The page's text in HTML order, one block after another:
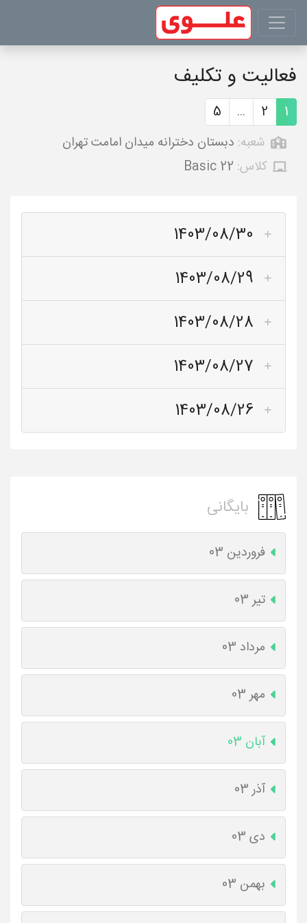
فعالیت و تکلیف
1
2
...
5
شعبه: دبستان دخترانه میدان امامت تهران
کلاس: Basic 22
1403/08/30
1403/08/29
1403/08/28
1403/08/27
1403/08/26
بایگانی
فروردین 03
تیر 03
مرداد 03
مهر 03
آبان 03
آذر 03
دی 03
بهمن 03